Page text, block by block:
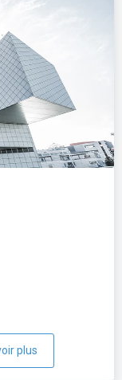
plus